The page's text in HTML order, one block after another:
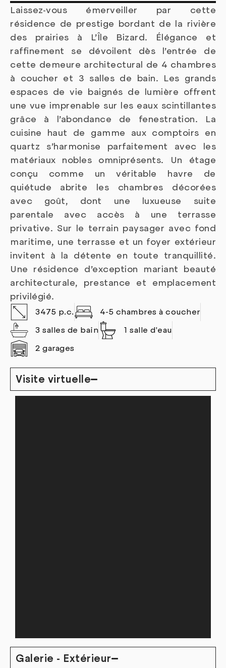
Laissez-vous émerveiller par cette
résidence de prestige bordant de la rivière
des prairies à L’Île Bizard. Élégance et
raffinement se dévoilent dès l’entrée de
cette demeure architectural de 4 chambres
à coucher et 3 salles de bain. Les grands
espaces de vie baignés de lumière offrent
une vue imprenable sur les eaux scintillantes
grâce à l’abondance de fenestration. La
cuisine haut de gamme aux comptoirs en
quartz s’harmonise parfaitement avec les
matériaux nobles omniprésents. Un étage
conçu comme un véritable havre de
quiétude abrite les chambres décorées
avec goût, dont une luxueuse suite
parentale avec accès à une terrasse
privative. Sur le terrain paysager avec fond
maritime, une terrasse et un foyer extérieur
invitent à la détente en toute tranquillité.
Une résidence d’exception mariant beauté
architecturale, prestance et emplacement
privilégié.
3475 p.c.
4-5 chambres à coucher
3 salles de bain
1 salle d'eau
2 garages
Visite virtuelle
Galerie - Extérieur